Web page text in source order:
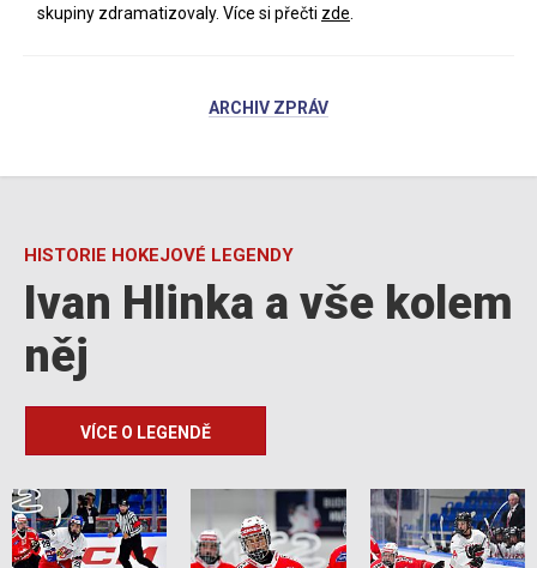
skupiny zdramatizovaly. Více si přečti zde
ARCHIV ZPRÁV
HISTORIE HOKEJOVÉ LEGENDY
Ivan Hlinka a vše kolem
něj
VÍCE O LEGENDĚ